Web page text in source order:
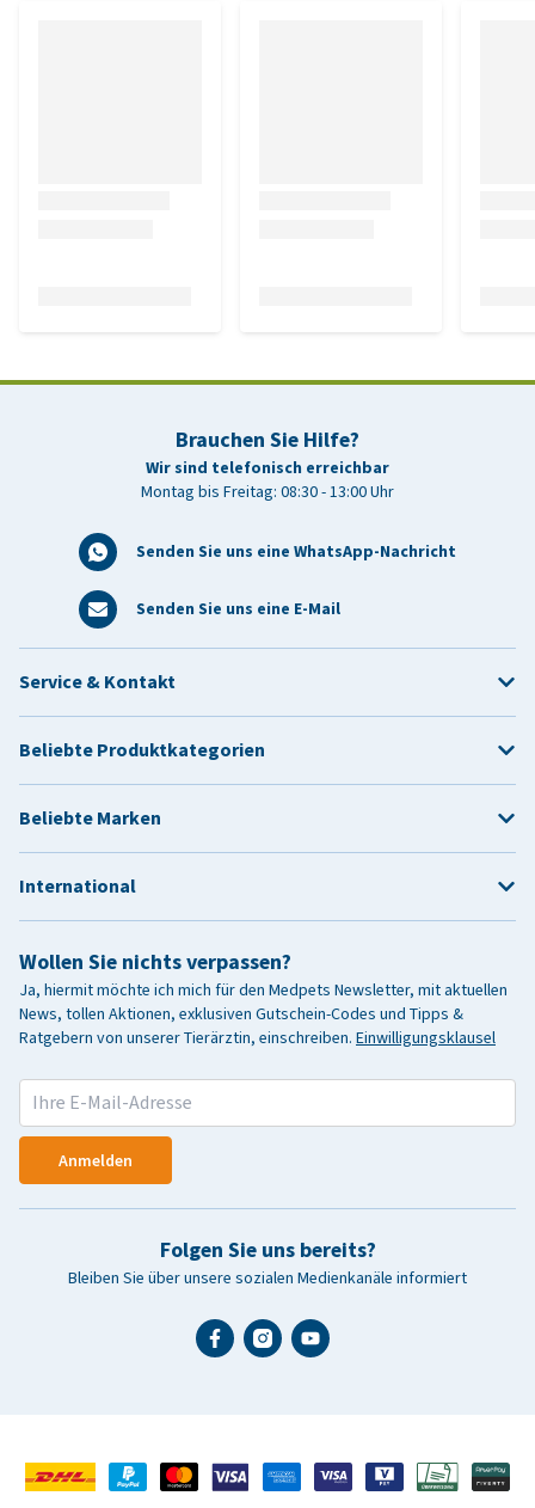
Brauchen Sie Hilfe?
Wir sind telefonisch erreichbar
Montag bis Freitag: 08:30 - 13:00 Uhr
Senden Sie uns eine WhatsApp-Nachricht
Senden Sie uns eine E-Mail
Wollen Sie nichts verpassen?
Ja, hiermit möchte ich mich für den Medpets Newsletter, mit aktuellen
News, tollen Aktionen, exklusiven Gutschein-Codes und Tipps &
Ratgebern von unserer Tierärztin, einschreiben. Einwilligungsklausel
Anmelden
Folgen Sie uns bereits?
Bleiben Sie über unsere sozialen Medienkanäle informiert
Service & Kontakt
Beliebte Produktkategorien
Beliebte Marken
International